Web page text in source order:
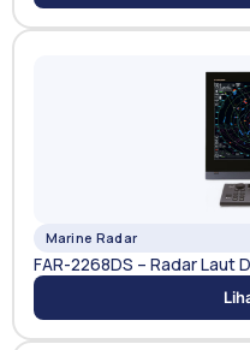
Marine Radar
FAR-2268DS – Radar Laut